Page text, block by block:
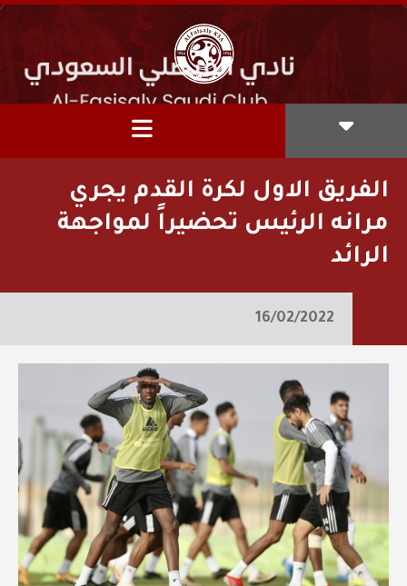
الفريق الاول لكرة القدم يجري
مرانه الرئيس تحضيراً لمواجهة
الرائد
16/02/2022